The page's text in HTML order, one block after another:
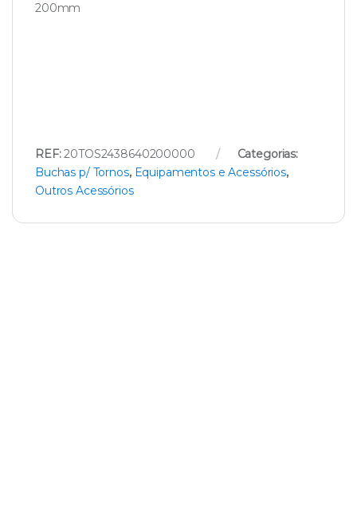
200mm
REF:20TOS2438640200000
Categorias:
Buchas p/ Tornos, Equipamentos e Acessórios,
Outros Acessórios